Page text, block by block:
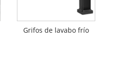
Grifos de lavabo frío